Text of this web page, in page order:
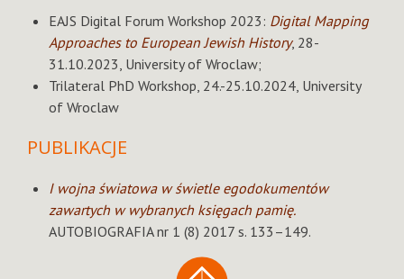
EAJS Digital Forum Workshop 2023: Digital Mapping
Approaches to European Jewish History, 28-
31.10.2023, University of Wroclaw;
Trilateral PhD Workshop, 24.-25.10.2024, University
of Wroclaw
PUBLIKACJE
I wojna światowa w świetle egodokumentów
zawartych w wybranych księgach pamię.
AUTOBIOGRAFIA nr 1 (8) 2017 s. 133–149.